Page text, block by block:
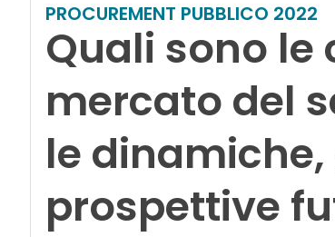
PROCUREMENT PUBBLICO 2022
Quali sono
mercato del
le
prospettive